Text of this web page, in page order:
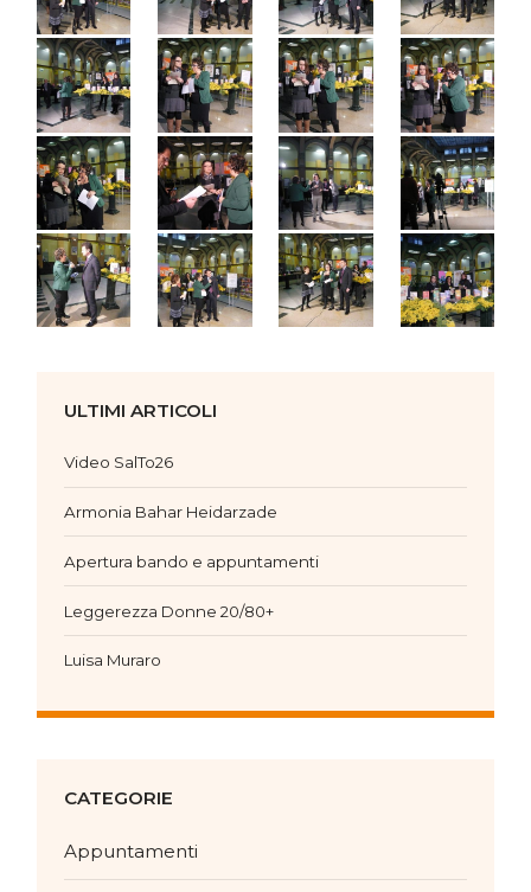
ULTIMI ARTICOLI
Video SalTo26
Armonia Bahar Heidarzade
Apertura bando e appuntamenti
Leggerezza Donne 20/80+
Luisa Muraro
CATEGORIE
Appuntamenti